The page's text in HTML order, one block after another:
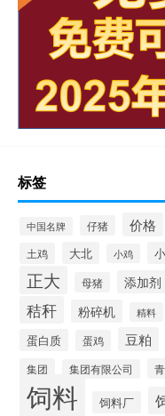
标签
中国名牌 仔猪 价格
土鸡 大北 小鸡
正大 母猪 添加剂
秸秆 粉碎机 精料
蛋白质 蛋鸡 豆粕
集团 集团有限公司
饲料 饲料厂